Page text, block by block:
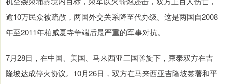
逾10万民众被疏散，两国外交关系降至代办级。这是两国自2008
年至2011年柏威夏寺争端后最严重的军事对抗。
7月28日，在中国、美国、马来西亚三国斡旋下，柬泰双方在吉
隆坡达成停火协议。10月26日，双方在马来西亚吉隆坡签署和平